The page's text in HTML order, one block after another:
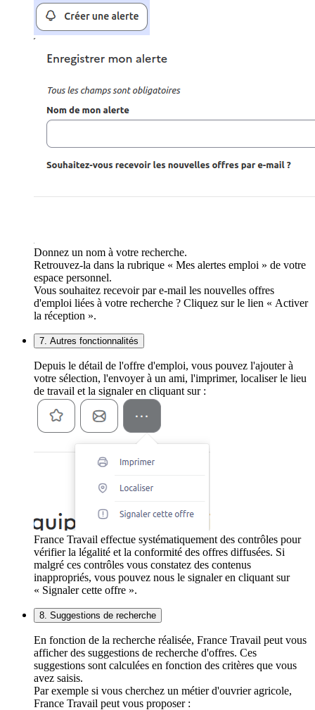
Donnez un nom à votre recherche.
Retrouvez-la dans la rubrique « Mes alertes emploi » de votre
espace personnel.
Vous souhaitez recevoir par e-mail les nouvelles offres
d'emploi liées à votre recherche ? Cliquez sur le lien « Activer
la réception ».
7. Autres fonctionnalités
Depuis le détail de l'offre d'emploi, vous pouvez l'ajouter à
votre sélection, l'envoyer à un ami, l'imprimer, localiser le lieu
de travail et la signaler en cliquant sur :
France Travail effectue systématiquement des contrôles pour
vérifier la légalité et la conformité des offres diffusées. Si
malgré ces contrôles vous constatez des contenus
inappropriés, vous pouvez nous le signaler en cliquant sur
« Signaler cette offre ».
8. Suggestions de recherche
En fonction de la recherche réalisée, France Travail peut vous
afficher des suggestions de recherche d'offres. Ces
suggestions sont calculées en fonction des critères que vous
avez saisis.
Par exemple si vous cherchez un métier d'ouvrier agricole,
France Travail peut vous proposer :